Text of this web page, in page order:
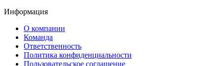
Информация
О компании
Команда
Ответственность
Политика конфиденциальности
Пользовательское соглашение